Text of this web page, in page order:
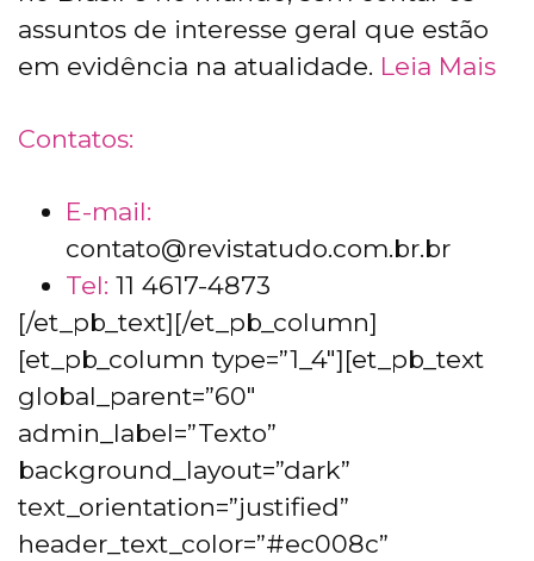
assuntos de interesse geral que estão
em evidência na atualidade. Leia Mais
Contatos:
E-mail:
contato@revistatudo.com.br.br
Tel: 11 4617-4873
[/et_pb_text][/et_pb_column]
[et_pb_column type=”1_4″][et_pb_text
global_parent=”60″
admin_label=”Texto”
background_layout=”dark”
text_orientation=”justified”
header_text_color=”#ec008c”